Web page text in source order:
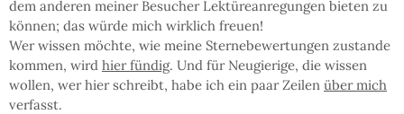
dem an­de­ren mei­ner Be­su­cher Lek­türe­an­re­gun­gen bie­ten zu
kön­nen; das wür­de mich wirk­lich freu­en!
Wer wis­sen möchte, wie mei­ne Ster­ne­be­wer­tun­gen zu­stan­de
kom­men, wird hier fün­dig. Und für Neu­gie­ri­ge, die wis­sen
wol­len, wer hier schreibt, ha­be ich ein paar Zei­len über mich
ver­fasst.